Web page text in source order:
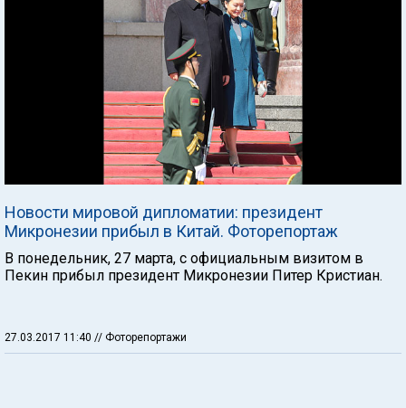
Новости мировой дипломатии: президент
Микронезии прибыл в Китай. Фоторепортаж
В понедельник, 27 марта, с официальным визитом в
Пекин прибыл президент Микронезии Питер Кристиан.
27.03.2017 11:40 // Фоторепортажи